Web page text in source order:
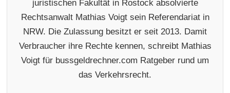
juristischen Fakultät in Rostock absolvierte
Rechtsanwalt Mathias Voigt sein Referendariat in
NRW. Die Zulassung besitzt er seit 2013. Damit
Verbraucher ihre Rechte kennen, schreibt Mathias
Voigt für bussgeldrechner.com Ratgeber rund um
das Verkehrsrecht.